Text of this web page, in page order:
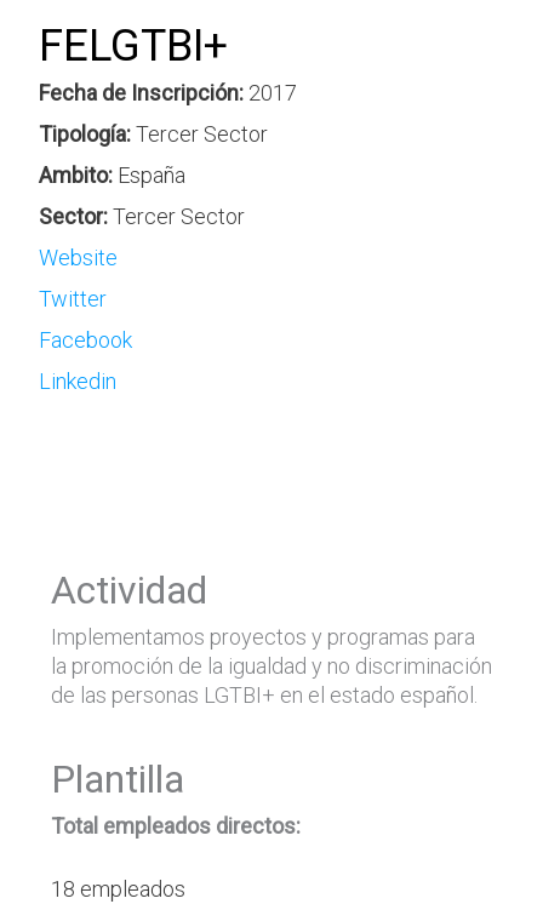
FELGTBI+
Fecha de Inscripción:2017
Tipología:Tercer Sector
Ambito:España
Sector:Tercer Sector
Website
Twitter
Facebook
Linkedin
Actividad
Implementamos proyectos y programas para
la promoción de la igualdad y no discriminación
de las personas LGTBI+ en el estado español.
Plantilla
Total empleados directos:
18 empleados